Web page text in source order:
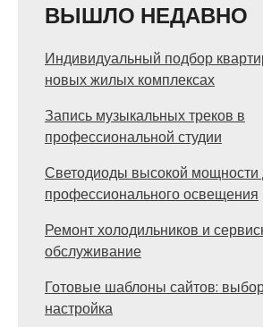
ВЫШЛО НЕДАВНО
Индивидуальный подбор
новых жилых комплексах
Запись музыкальных треков в
профессиональной студии
Светодиоды высокой мощности
профессионального освещения
Ремонт холодильников и
обслуживание
Готовые шаблоны сайтов:
настройка